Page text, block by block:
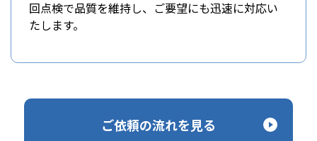
回点検で品質を維持し、ご要望にも迅速に対応い
たします。
ご依頼の流れを見る